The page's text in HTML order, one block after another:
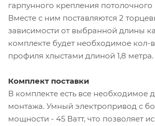
гарпунного крепления потолочного
Вместе с ним поставляются 2
зависимости от выбранной длины
комплекте будет необходимое кол-
профиля хлыстами длиной 1,8 метра.
Комплект поставки
В комплекте есть все необходимое
монтажа. Умный электропривод с
мощности - 45 Ватт, что позволяет